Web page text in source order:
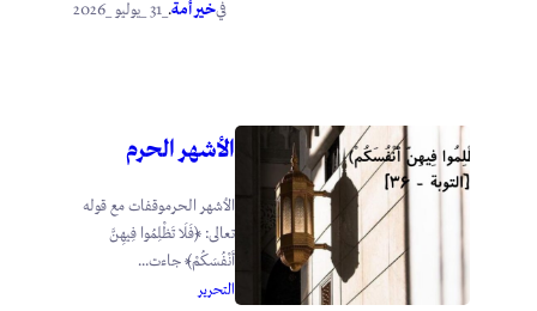
فيخير أمة.
الأشهر الحرم
الأشهر الحرموقفات مع قوله
تعالى: ﴿فَلَا تَظْلِمُوا فِيهِنَّ
أَنْفُسَكُمْ﴾ جاءت...
التحرير